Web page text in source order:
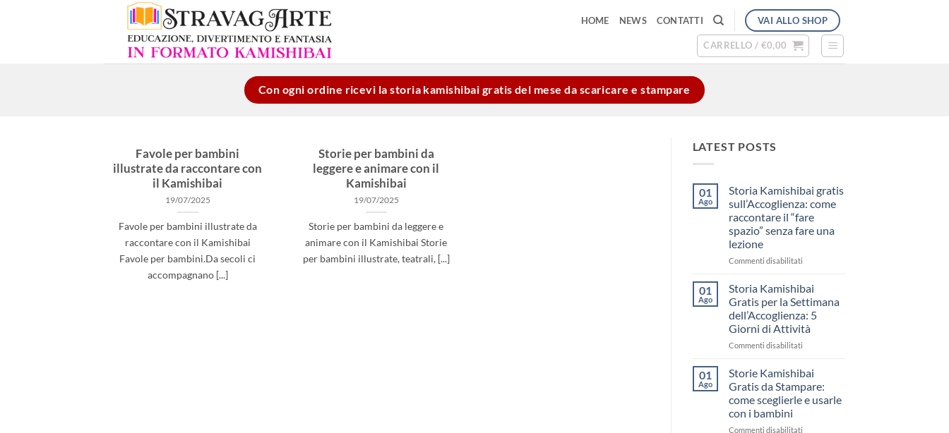
HOME NEWS CONTATTI VAI ALLO SHOP
CARRELLO / €0,00
Con ogni ordine ricevi la storia kamishibai gratis del mese da scaricare e stampare
Favole per bambini
illustrate da raccontare con
il Kamishibai
19/07/2025
Favole per bambini illustrate da
raccontare con il Kamishibai
Favole per bambini.Da secoli ci
accompagnano [...]
Storie per bambini da
leggere e animare con il
Kamishibai
19/07/2025
Storie per bambini da leggere e
animare con il Kamishibai Storie
per bambini illustrate, teatrali, [...]
LATEST POSTS
01
Ago
Storia Kamishibai gratis
sull’Accoglienza: come
raccontare il “fare
spazio” senza fare una
lezione
Commenti disabilitatisu
Kamishibai
gratis
sull’Accoglienza:
come
raccontare
il
senza
fare
una
01
Ago
Storia Kamishibai
Gratis per la Settimana
dell’Accoglienza: 5
Giorni di Attività
Commenti disabilitatisu
Kamishibai
Gratis
per
la
dell’Accoglienza:
01
Ago
Storie Kamishibai
Gratis da Stampare:
come sceglierle e usarle
con i bambini
Commenti disabilitatisu